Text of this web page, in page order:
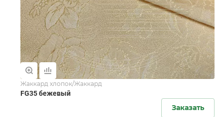
Жаккард хлопок/Жаккард
FG35 бежевый
Заказать